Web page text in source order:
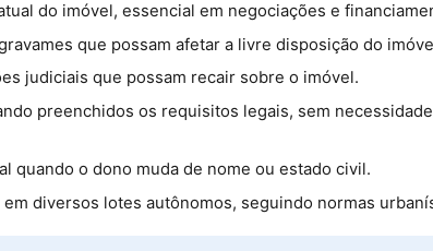
do imóvel, essencial em negociações e
que possam afetar a livre disposição do
judiciais que possam recair sobre o imóvel.
preenchidos os requisitos legais, sem
quando o dono muda de nome ou estado civil.
diversos lotes autônomos, seguindo normas